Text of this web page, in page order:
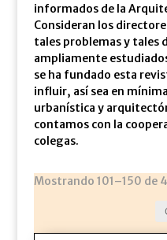
informados de la
Consideran los
tales problemas y tales
ampliamente
se ha fundado esta
influir, así sea en
urbanística y
contamos con la
colegas.
Mostrando 101–150 de